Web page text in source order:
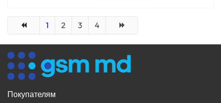
1 2 3 4
Покупателям